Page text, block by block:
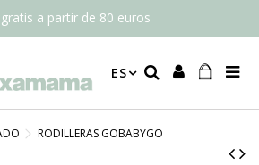
gratis a partir de 80 euros
ES
RODILLERAS GOBABYGO